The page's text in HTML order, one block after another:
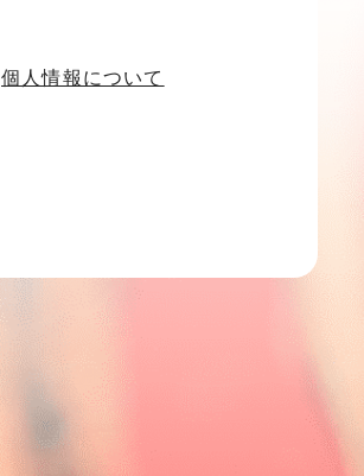
個人情報について